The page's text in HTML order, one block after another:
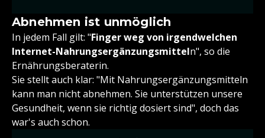
Abnehmen ist unmöglich
In jedem Fall gilt: "Finger weg von irgendwelchen
Internet-Nahrungsergänzungsmitteln", so die
Ernährungsberaterin.
Sie stellt auch klar: "Mit Nahrungsergänzungsmitteln
kann man nicht abnehmen. Sie unterstützen unsere
Gesundheit, wenn sie richtig dosiert sind", doch das
war's auch schon.